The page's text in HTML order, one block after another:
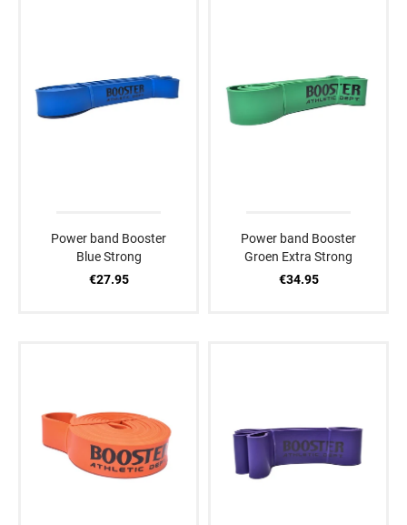
Power band Booster
Blue Strong
€27.95
Power band Booster
Groen Extra Strong
€34.95